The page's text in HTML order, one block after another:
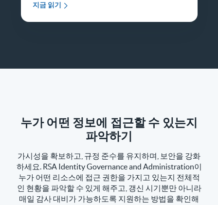
지금 읽기
누가 어떤 정보에 접근할 수 있는지
파악하기
가시성을 확보하고, 규정 준수를 유지하며, 보안을 강화
하세요. RSA Identity Governance and Administration이
누가 어떤 리소스에 접근 권한을 가지고 있는지 전체적
인 현황을 파악할 수 있게 해주고, 갱신 시기뿐만 아니라
매일 감사 대비가 가능하도록 지원하는 방법을 확인해